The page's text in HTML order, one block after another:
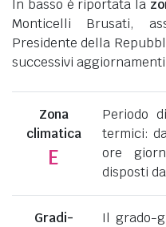
In basso è riportata la
Monticelli Brusati,
Presidente della
successivi
Zona
climatica
E
Periodo
termici:
ore
disposti
Gradi-
Il grado-